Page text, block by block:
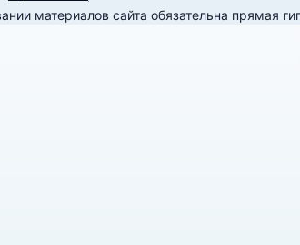
материалов сайта обязательна прямая